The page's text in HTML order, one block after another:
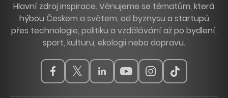
Hlavní zdroj inspirace. Věnujeme se tématům, která
hýbou Českem a světem, od byznysu a startupů
přes technologie, politiku a vzdělávání až po bydlení,
sport, kulturu, ekologii nebo dopravu.